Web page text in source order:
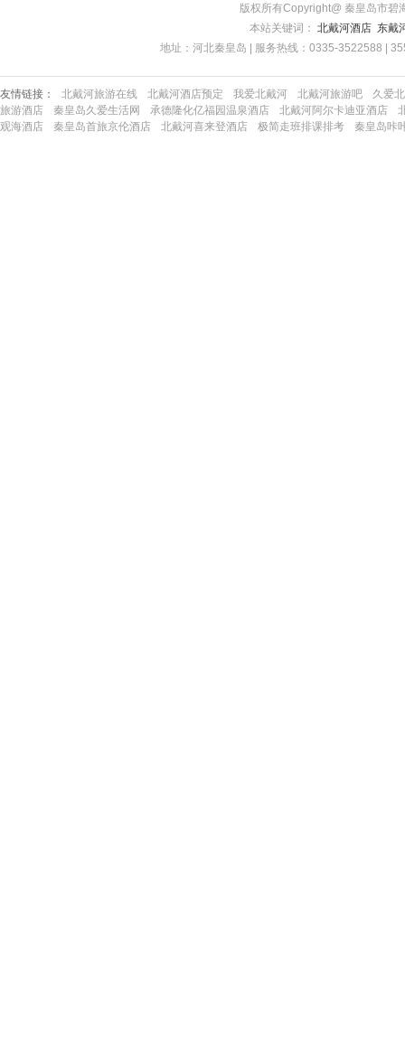
版权所有Copyright@ 秦皇岛市
本站关键词： 北戴河酒店 东戴
地址：河北秦皇岛 | 服务热线：0335-3522588 |
友情链接： 北戴河旅游在线 北戴河酒店预定 我爱北戴河 北戴河旅游吧
久爱
旅游酒店
秦皇岛久爱生活网 承德隆化亿福园温泉酒店 北戴河阿尔卡迪亚酒店
观海酒店
秦皇岛首旅京伦酒店 北戴河喜来登酒店 极简走班排课排考 秦皇岛咔